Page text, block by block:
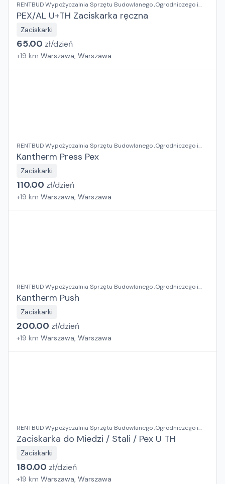
RENTBUD Wypożyczalnia Sprzętu Budowlanego ,Ogrodniczego i
Elektronarzędzi
PEX/AL U+TH Zaciskarka ręczna
Zaciskarki
65.00 zł/dzień
+19 km Warszawa, Warszawa
RENTBUD Wypożyczalnia Sprzętu Budowlanego ,Ogrodniczego i
Elektronarzędzi
Kantherm Press Pex
Zaciskarki
110.00 zł/dzień
+19 km Warszawa, Warszawa
RENTBUD Wypożyczalnia Sprzętu Budowlanego ,Ogrodniczego i
Elektronarzędzi
Kantherm Push
Zaciskarki
200.00 zł/dzień
+19 km Warszawa, Warszawa
RENTBUD Wypożyczalnia Sprzętu Budowlanego ,Ogrodniczego i
Elektronarzędzi
Zaciskarka do Miedzi / Stali / Pex U TH
Zaciskarki
180.00 zł/dzień
+19 km Warszawa, Warszawa